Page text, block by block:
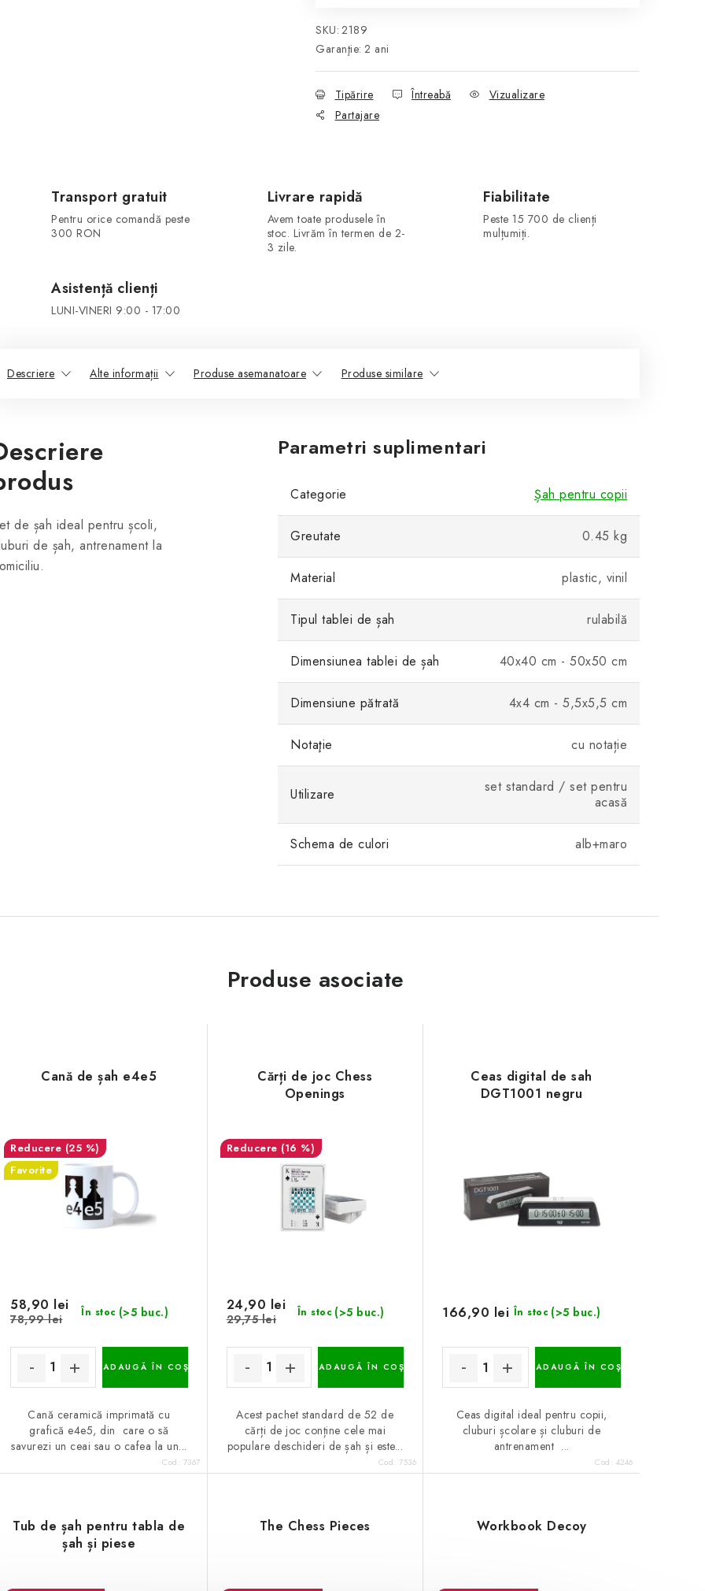
SKU: 2189
Garanţie: 2 ani
Tipărire Întreabă
Vizualizare
Partajare
Transport gratuit
Pentru orice comandă peste
300 RON
Livrare rapidă
Avem toate produsele în
stoc. Livrăm în termen de 2-
3 zile.
Fiabilitate
Peste 15 700 de clienți
mulțumiți.
Asistență clienți
LUNI-VINERI 9:00 - 17:00
Descriere Alte informații Produse asemanatoare Produse similare
de șah ideal pentru școli,
de șah, antrenament la
Parametri suplimentari
Categorie Șah pentru copii
Greutate 0.45 kg
Material plastic, vinil
Tipul tablei de șah rulabilă
Dimensiunea tablei de șah 40x40 cm - 50x50 cm
Dimensiune pătrată 4x4 cm - 5,5x5,5 cm
Notaţie cu notație
Utilizare
set standard / set pentru
acasă
Schema de culori alb+maro
Produse asociate
Cană de șah e4e5
(25 %)
Favorite
În stoc (>5 buc.)
58,90 lei
78,99 lei
ADAUGĂ ÎN COŞ
Cană ceramică imprimată cu
grafică e4e5, din care o să
savurezi un ceai sau o cafea la un...
Cod: 7367
Cărți de joc Chess
Openings
(16 %)
În stoc (>5 buc.)
24,90 lei
29,75 lei
ADAUGĂ ÎN COŞ
Acest pachet standard de 52 de
cărți de joc conține cele mai
populare deschideri de șah și este...
Cod:7536
Ceas digital de sah
DGT1001 negru
În stoc (>5 buc.)
166,90 lei
ADAUGĂ ÎN COŞ
Ceas digital ideal pentru copii,
cluburi școlare și cluburi de
antrenament ...
Cod: 4246
Tub de șah pentru tabla de
șah și piese
The Chess Pieces Workbook Decoy